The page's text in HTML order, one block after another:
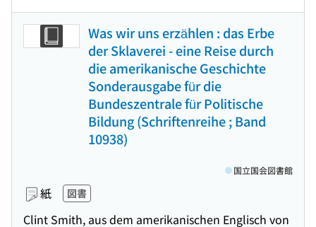
Was wir uns erzählen : das Erbe
der Sklaverei - eine Reise durch
die amerikanische Geschichte
Sonderausgabe für die
Bundeszentrale für Politische
Bildung (Schriftenreihe ; Band
10938)
紙 図書
Clint Smith, aus dem amerikanischen Englisch von
国立国会図書館